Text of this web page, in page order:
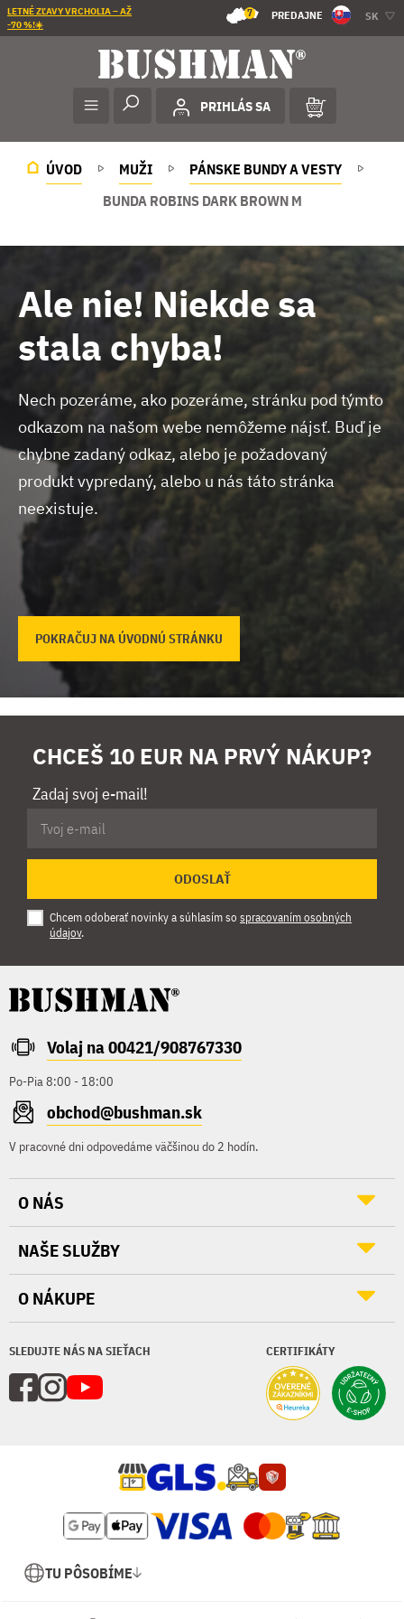
LETNÉ ZĽAVY VRCHOLIA – AŽ
-70 %!☀️
7 PREDAJNE SK
PRIHLÁS SA
ÚVOD MUŽI
PÁNSKE BUNDY A VESTY
BUNDA ROBINS DARK BROWN M
Ale nie! Niekde sa
stala chyba!
Nech pozeráme, ako pozeráme, stránku pod týmto
odkazom na našom webe nemôžeme nájsť. Buď je
chybne zadaný odkaz, alebo je požadovaný
produkt vypredaný, alebo u nás táto stránka
neexistuje.
POKRAČUJ NA ÚVODNÚ STRÁNKU
CHCEŠ 10 EUR NA PRVÝ NÁKUP?
Zadaj svoj e-mail!
ODOSLAŤ
Chcem odoberať novinky a súhlasím so spracovaním osobných
údajov.
Volaj na 00421/908767330
Po-Pia 8:00 - 18:00
obchod@bushman.sk
V pracovné dni odpovedáme väčšinou do 2 hodín.
SLEDUJTE NÁS NA SIEŤACH CERTIFIKÁTY
O NÁS
NAŠE SLUŽBY
O NÁKUPE
TU PÔSOBÍME